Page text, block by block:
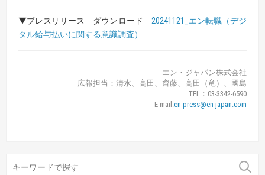
▼プレスリリース ダウンロード 20241121_エン転職（デジ
タル給与払いに関する意識調査）
エン・ジャパン株式会社
広報担当：清水、高田、齊藤、高田（竜）、國島
TEL：03-3342-6590
E-mail:en-press@en-japan.com